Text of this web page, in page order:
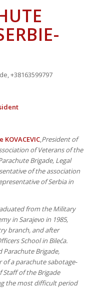
+38163599797
KOVACEVIC,President of
of Veterans of the
Brigade, Legal
of the association
of Serbia in
from the Military
in Sarajevo in 1985,
branch, and after
School in Bileća.
Parachute Brigade,
a parachute sabotage-
Staff of the Brigade
the most difficult period